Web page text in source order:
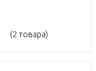
(2 товара)